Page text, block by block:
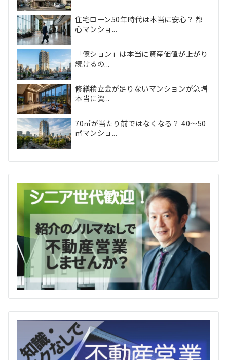
住宅ローン50年時代は本当に安心？ 都
心マンショ...
「億ション」は本当に資産価値が上がり
続けるの...
修繕積立金が足りないマンションが急増
本当に資...
70㎡が当たり前ではなくなる？ 40〜50
㎡マンショ...